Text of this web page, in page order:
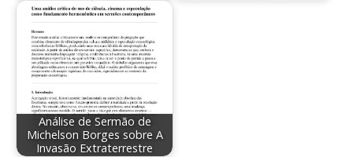
Análise de Sermão de
Michelson Borges sobre A
Invasão Extraterrestre